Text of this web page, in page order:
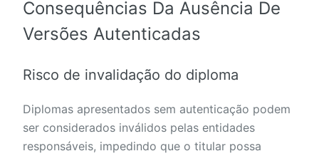
Consequências Da Ausência De
Versões Autenticadas
Risco de invalidação do diploma
Diplomas apresentados sem autenticação podem
ser considerados inválidos pelas entidades
responsáveis, impedindo que o titular possa